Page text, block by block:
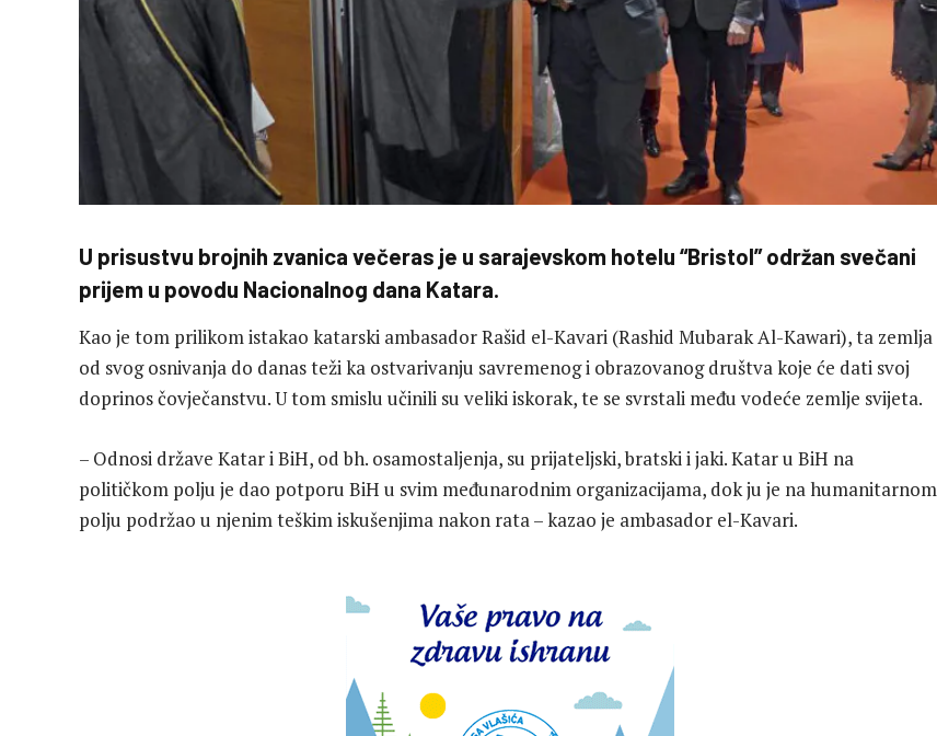
U prisustvu brojnih zvanica večeras je u sarajevskom hotelu “Bristol” održan svečani
prijem u povodu Nacionalnog dana Katara.
Kao je tom prilikom istakao katarski ambasador Rašid el-Kavari (Rashid Mubarak Al-Kawari), ta zemlja
od svog osnivanja do danas teži ka ostvarivanju savremenog i obrazovanog društva koje će dati svoj
doprinos čovječanstvu. U tom smislu učinili su veliki iskorak, te se svrstali među vodeće zemlje svijeta.
– Odnosi države Katar i BiH, od bh. osamostaljenja, su prijateljski, bratski i jaki. Katar u BiH na
političkom polju je dao potporu BiH u svim međunarodnim organizacijama, dok ju je na humanitarnom
polju podržao u njenim teškim iskušenjima nakon rata – kazao je ambasador el-Kavari.